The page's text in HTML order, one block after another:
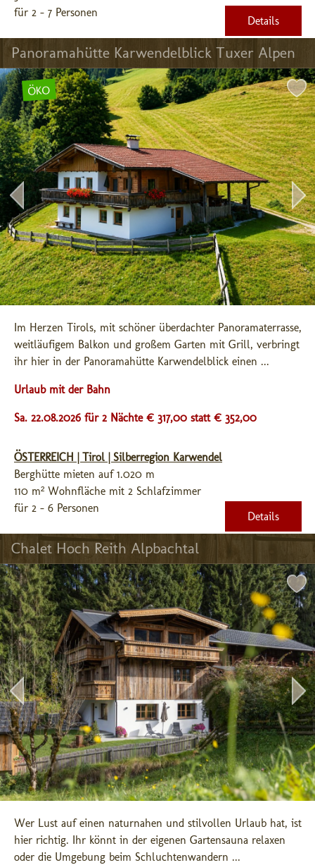
für 2 - 7 Personen
Details
Panoramahütte Karwendelblick Tuxer Alpen
ÖKO
Im Herzen Tirols, mit schöner überdachter Panoramaterrasse,
weitläufigem Balkon und großem Garten mit Grill, verbringt
ihr hier in der Panoramahütte Karwendelblick einen ...
Urlaub mit der Bahn
Sa. 22.08.2026 für 2 Nächte € 317,00 statt € 352,00
ÖSTERREICH | Tirol | Silberregion Karwendel
Berghütte mieten auf 1.020 m
110 m² Wohnfläche mit 2 Schlafzimmer
für 2 - 6 Personen
Details
Chalet Hoch Reith Alpbachtal
Wer Lust auf einen naturnahen und stilvollen Urlaub hat, ist
hier richtig. Ihr könnt in der eigenen Gartensauna relaxen
oder die Umgebung beim Schluchtenwandern ...